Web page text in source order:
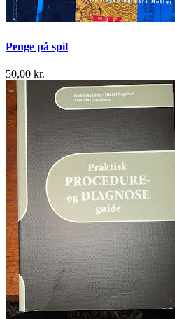
Penge på spil
50,00 kr.